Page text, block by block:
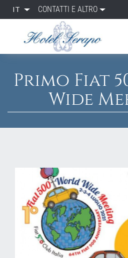
IT CONTATTI E ALTRO
Primo Fiat
Wide